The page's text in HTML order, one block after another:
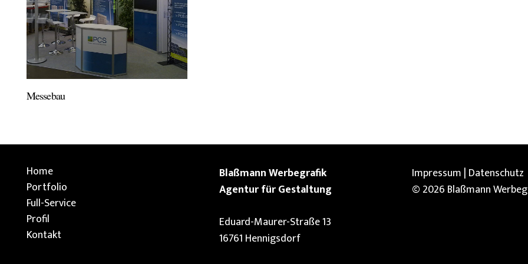
Messebau
Home
Portfolio
Full-Service
Profil
Kontakt
Blaßmann Werbegrafik
Agentur für Gestaltung
Eduard-Maurer-Straße 13
16761 Hennigsdorf
Impressum | Datenschutz
© 2026 Blaßmann